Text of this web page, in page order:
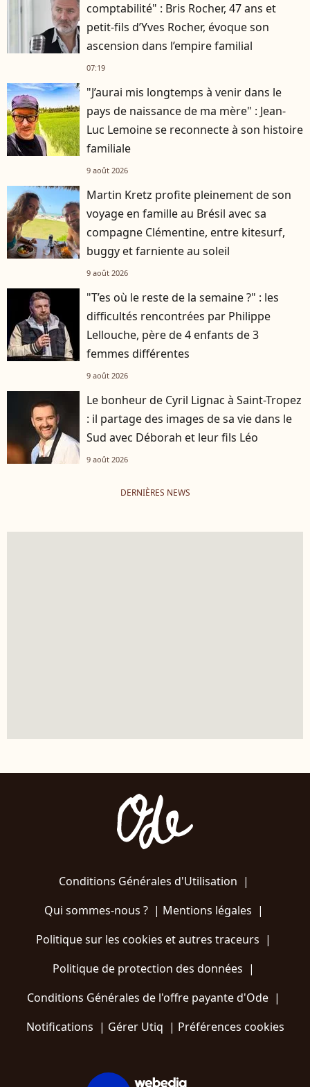
comptabilité" : Bris Rocher, 47 ans et
petit-fils d’Yves Rocher, évoque son
ascension dans l’empire familial
07:19
"J’aurai mis longtemps à venir dans le
pays de naissance de ma mère" : Jean-
Luc Lemoine se reconnecte à son histoire
familiale
9 août 2026
Martin Kretz profite pleinement de son
voyage en famille au Brésil avec sa
compagne Clémentine, entre kitesurf,
buggy et farniente au soleil
9 août 2026
"T’es où le reste de la semaine ?" : les
difficultés rencontrées par Philippe
Lellouche, père de 4 enfants de 3
femmes différentes
9 août 2026
Le bonheur de Cyril Lignac à Saint-Tropez
: il partage des images de sa vie dans le
Sud avec Déborah et leur fils Léo
9 août 2026
DERNIÈRES NEWS
Conditions Générales d'Utilisation |
Qui sommes-nous ?| Mentions légales |
Politique sur les cookies et autres traceurs |
Politique de protection des données |
Conditions Générales de l'offre payante d'Ode |
Notifications | Gérer Utiq | Préférences cookies